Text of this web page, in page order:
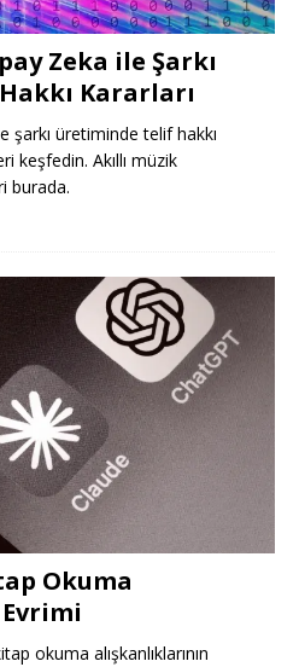
Zeka ile Şarkı
Kararları
şarkı üretiminde telif hakkı
keşfedin. Akıllı müzik
burada.
Okuma
okuma alışkanlıklarının